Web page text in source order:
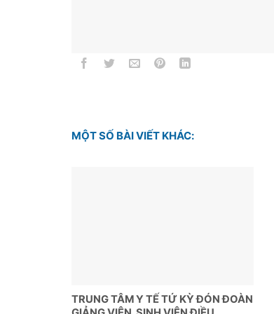
MỘT SỐ BÀI VIẾT KHÁC:
TRUNG TÂM Y TẾ TỨ KỲ ĐÓN ĐOÀN